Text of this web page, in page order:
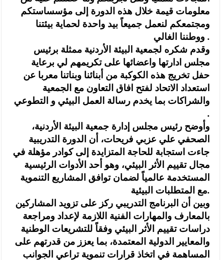
معلومات قيمة خلال هذه الدورة إلى مؤسساستكم
ومجتمعكم لنعمل جميعاً بيد واحدة لحماية بيئتنا
ووطننا الغالي .
وقدم شكره لجمعية البيئة الأردنية ممثلة برئيس
مجلس ادارتها واعضائها على تكريمهم لي برعاية
حفل تخريج هذه الكوكبة من أبنائنا وبناتنا معربا عن
استعداد الاتحاد لفتح افاق التعاون مع الجمعية
والشراكات بما يخدم رسالة العمل البيئي و التطوعي
.
وأوضح رئيس مجلس إدارة جمعية البيئة الأردنية،
الصحفي علي عزبي فريحات، أن الدورة التدريبية
جاءت استجابة للحاجة المتزايدة إلى كوادر مؤهلة في
مجال تقييم الأثر البيئي، وهو أحد الأدوات الرئيسية
المستخدمة عالمياً لضمان توافق المشاريع التنموية
مع المتطلبات البيئية.
وبين أن البرنامج التدريبي ركز على تزويد المشاركين
بالمعارف والمهارات الفنية اللازمة لإعداد ومراجعة
دراسات تقييم الأثر البيئي وفقاً للتشريعات الوطنية
والمعايير الدولية المعتمدة، بما يعزز من قدرتهم على
المساهمة في اتخاذ قرارات تنموية تراعي الجوانب